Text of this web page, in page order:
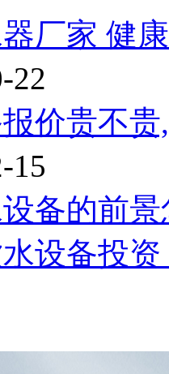
厂家 健
22
价贵不
15
备的前
设备投